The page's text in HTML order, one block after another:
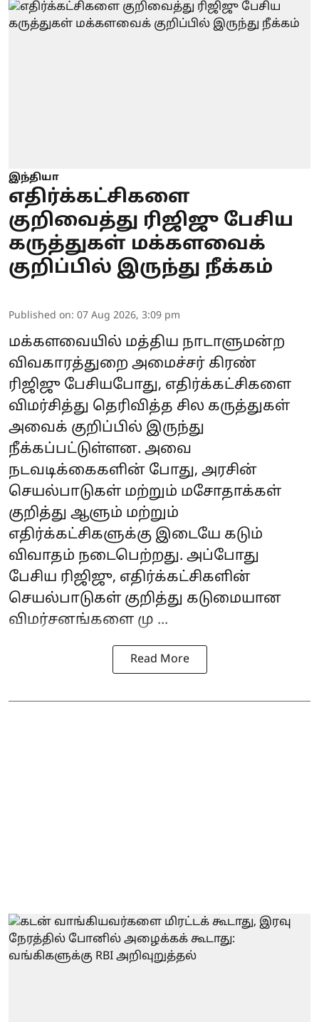
இந்தியா
எதிர்க்கட்சிகளை
குறிவைத்து ரிஜிஜு பேசிய
கருத்துகள் மக்களவைக்
குறிப்பில் இருந்து நீக்கம்
Published on: 07 Aug 2026, 3:09 pm
மக்களவையில் மத்திய நாடாளுமன்ற
விவகாரத்துறை அமைச்சர் கிரண்
ரிஜிஜு பேசியபோது, எதிர்க்கட்சிகளை
விமர்சித்து தெரிவித்த சில கருத்துகள்
அவைக் குறிப்பில் இருந்து
நீக்கப்பட்டுள்ளன. அவை
நடவடிக்கைகளின் போது, அரசின்
செயல்பாடுகள் மற்றும் மசோதாக்கள்
குறித்து ஆளும் மற்றும்
எதிர்க்கட்சிகளுக்கு இடையே கடும்
விவாதம் நடைபெற்றது. அப்போது
பேசிய ரிஜிஜு, எதிர்க்கட்சிகளின்
செயல்பாடுகள் குறித்து கடுமையான
விமர்சனங்களை மு ...
Read More